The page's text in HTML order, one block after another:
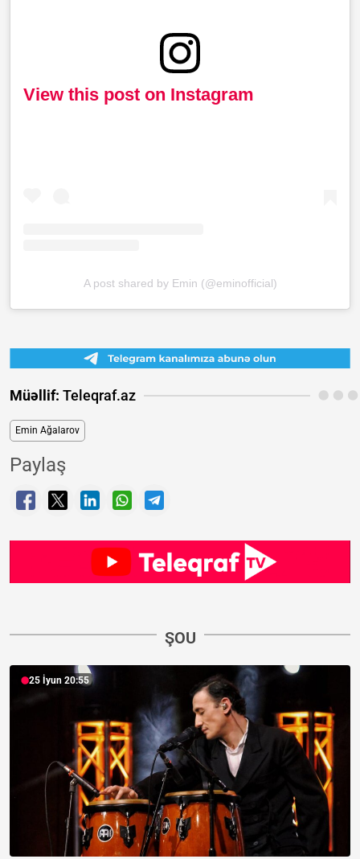
View this post on Instagram
A post shared by Emin (@eminofficial)
Müəllif: Teleqraf.az
Emin Ağalarov
Paylaş
ŞOU
25 İyun 20:55